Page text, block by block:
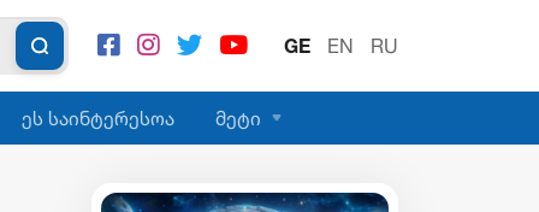
GE EN RU
ეს საინტერესოა მეტი